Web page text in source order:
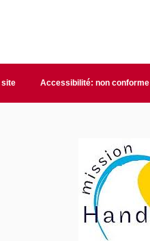
site Accessibilité: non conforme